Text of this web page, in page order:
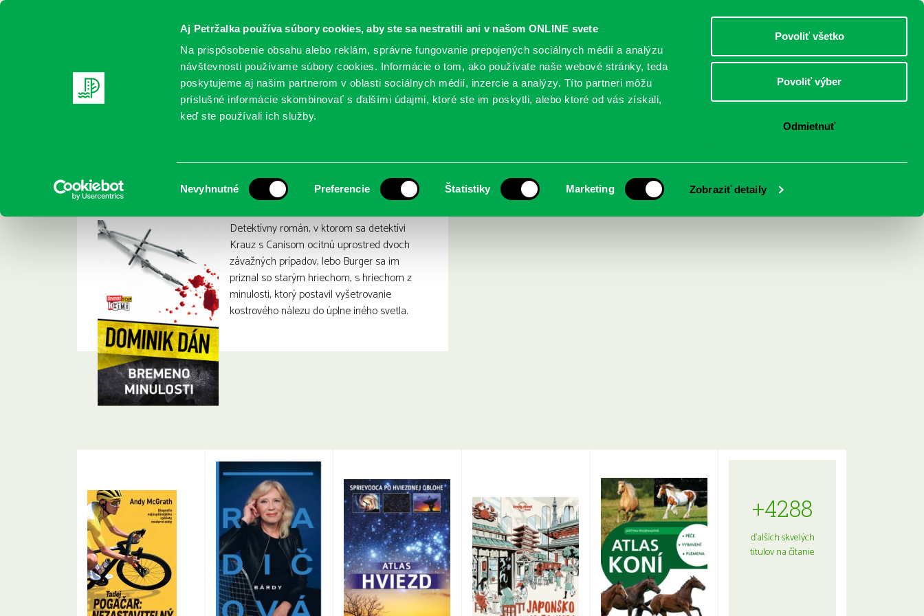
Aj Petržalka používa súbory cookies, aby ste sa nestratili ani v našom ONLINE svete
Na prispôsobenie obsahu alebo reklám, správne fungovanie prepojených sociálnych médií a analýzu
návštevnosti používame súbory cookies. Informácie o tom, ako používate naše webové stránky, teda
poskytujeme aj našim partnerom v oblasti sociálnych médií, inzercie a analýzy. Títo partneri môžu
príslušné informácie skombinovať s ďalšími údajmi, ktoré ste im poskytli, alebo ktoré od vás získali,
keď ste používali ich služby.
súhlasu
Nevyhnutné Preferencie Štatistiky Marketing Zobraziť detaily
Povoliť všetko
Povoliť výber
Odmietnuť
DOSPELÍ
REGISTRUJTE SA ONLINE KATALÓGY SLUŽBY PODUJATIA POBOČKY O KNIŽNICI
Dán, Dominik: Bremeno minulosti
Detektívny román, v ktorom sa detektívi
Krauz s Canisom ocitnú uprostred dvoch
závažných prípadov, lebo Burger sa im
priznal so starým hriechom, s hriechom z
minulosti, ktorý postavil vyšetrovanie
kostrového nálezu do úplne iného svetla.
+4288
ďalších skvelých
titulov na čítanie